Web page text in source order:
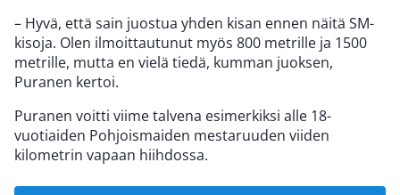
– Hyvä, että sain juostua yhden kisan ennen näitä SM-
kisoja. Olen ilmoittautunut myös 800 metrille ja 1500
metrille, mutta en vielä tiedä, kumman juoksen,
Puranen kertoi.
Puranen voitti viime talvena esimerkiksi alle 18-
vuotiaiden Pohjoismaiden mestaruuden viiden
kilometrin vapaan hiihdossa.